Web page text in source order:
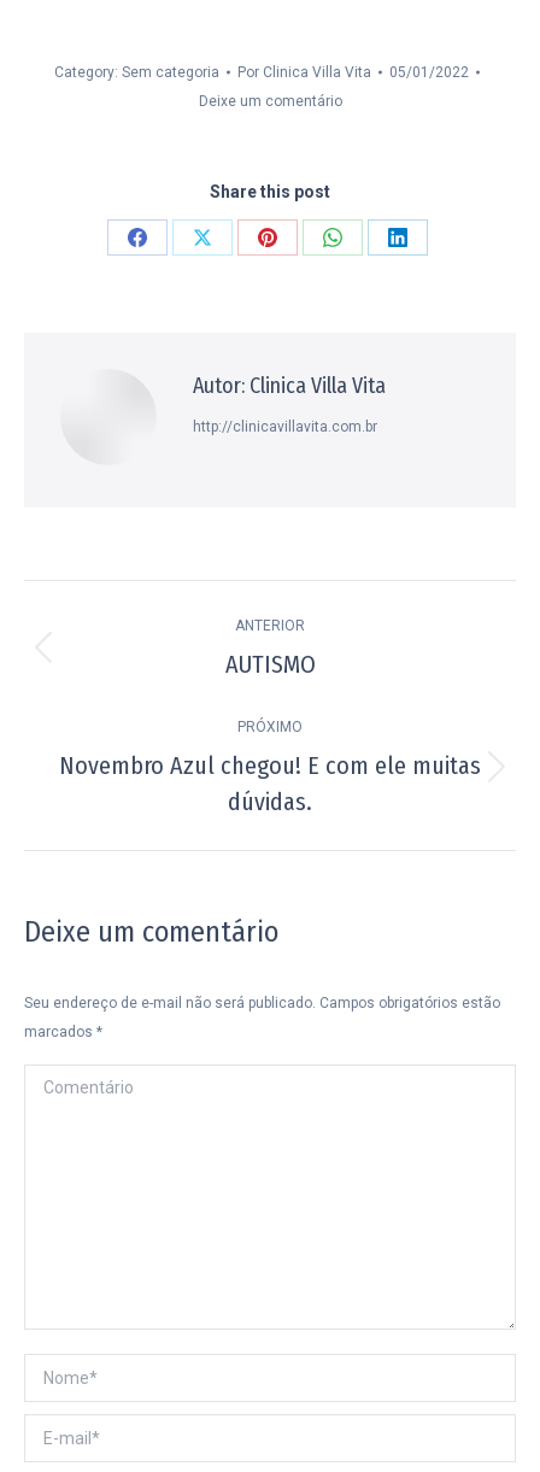
Category: Sem categoria Por Clinica Villa Vita
05/01/2022
Deixe um comentário
Share this post
CompartilharCompartilharCompartilharCompartilharCompartilhar
Autor: Clinica Villa Vita
http://clinicavillavita.com.br
de
ANTERIOR
Post
AUTISMO
PRÓXIMO
Próximo
post:
Novembro Azul chegou! E com ele muitas
dúvidas.
Deixe um comentário
Seu endereço de e-mail não será publicado. Campos obrigatórios estão
marcados *
Comentário
Nome *
E-mail *